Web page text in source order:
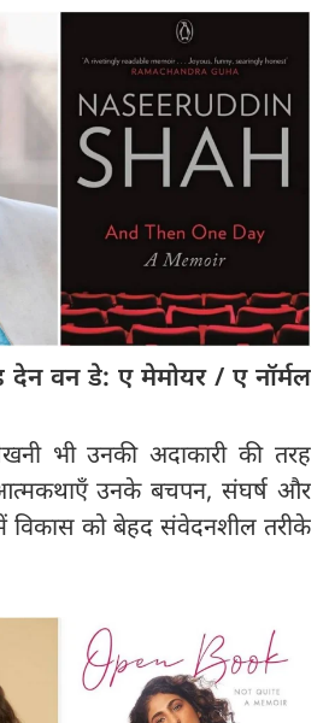
देन वन डे: ए मेमोयर / ए नॉर्मल
भी उनकी अदाकारी की तरह
उनके बचपन, संघर्ष और
को बेहद संवेदनशील तरीके